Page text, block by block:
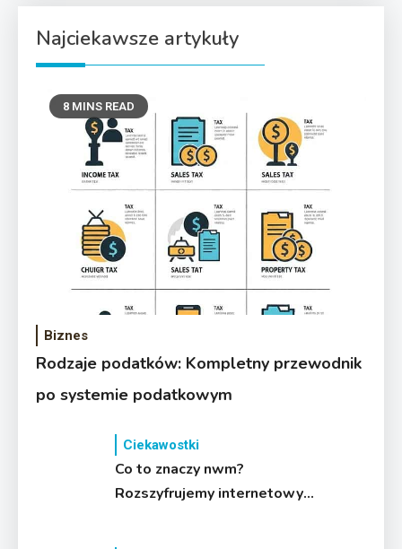
Najciekawsze artykuły
8 MINS READ
Biznes
Rodzaje podatków: Kompletny przewodnik
po systemie podatkowym
Ciekawostki
Co to znaczy nwm?
Rozszyfrujemy internetowy